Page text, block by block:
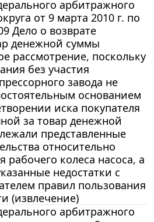
арбитражного
от 9 марта 2010 г. по
Дело о возврате
денежной суммы
рассмотрение, поскольку
без участия
завода не
основанием
иска покупателя
за товар денежной
представленные
относительно
колеса насоса, а
недостатки с
правил пользования
(извлечение)
арбитражного